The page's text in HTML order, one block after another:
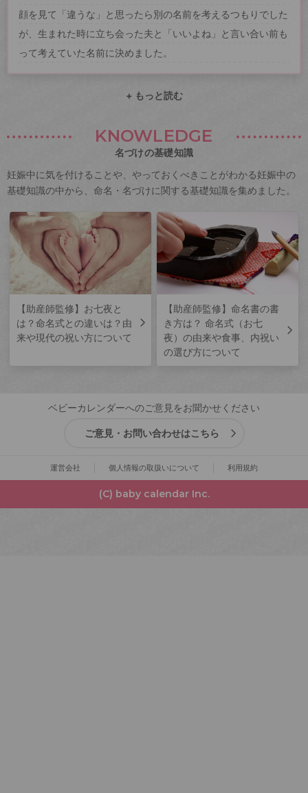
顔を見て「違うな」と思ったら別の名前を考えるつもりでした
が、生まれた時に立ち会った夫と「いいよね」と言い合い前も
って考えていた名前に決めました。
+ もっと読む
KNOWLEDGE
名づけの基礎知識
妊娠中に気を付けることや、やっておくべきことがわかる妊娠中の
基礎知識の中から、命名・名づけに関する基礎知識を集めました。
【助産師監修】お七夜と
は？命名式との違いは？由
来や現代の祝い方について
【助産師監修】命名書の書
き方は？ 命名式（お七
夜）の由来や食事、内祝い
の選び方について
ベビーカレンダーへのご意見をお聞かせください
ご意見・お問い合わせはこちら
運営会社 個人情報の取扱いについて 利用規約
(C) baby calendar Inc.